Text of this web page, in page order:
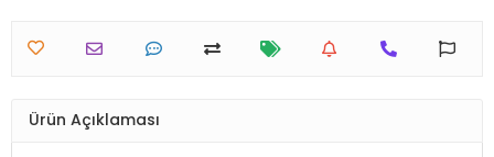
Ürün Açıklaması